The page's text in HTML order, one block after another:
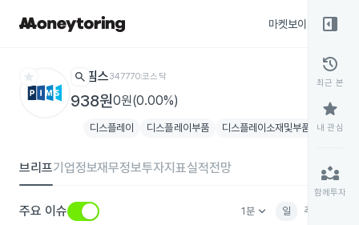
마켓보이스
star search 핌스347770코스닥
938원0원(0.00%)
디스플레이 디스플레이부품 디스플레이소재및부품 1개 테마
브리프기업정보재무정보투자지표실적전망
주요 이슈 1분keyboard_arrow_down 일 주
right_panel_open
history
최근 본
star
내 관심
partner_exchange
함께투자